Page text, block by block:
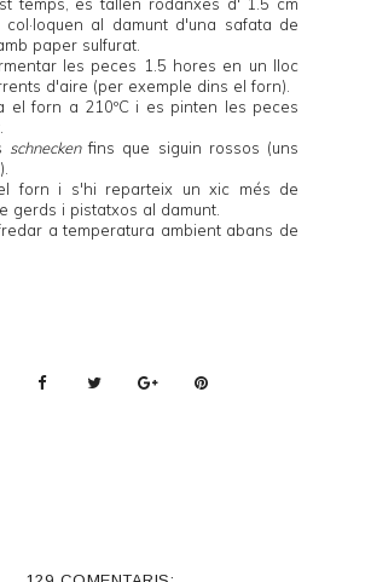
temps, es tallen rodanxes d' 1.5 cm
al damunt d'una safata de
paper sulfurat.
les peces 1.5 hores en un lloc
d'aire (per exemple dins el forn).
el forn a 210ºC i es pinten les peces
schneckenfins que siguin rossos (uns
forn i s'hi reparteix un xic més de
gerds i pistatxos al damunt.
a temperatura ambient abans de